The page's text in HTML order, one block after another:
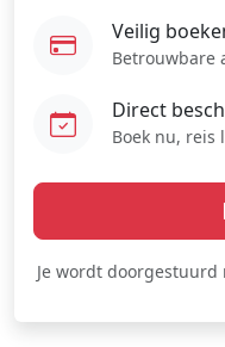
Veilig
Betrouwbare
Direct
Boek nu, reis
Je wordt